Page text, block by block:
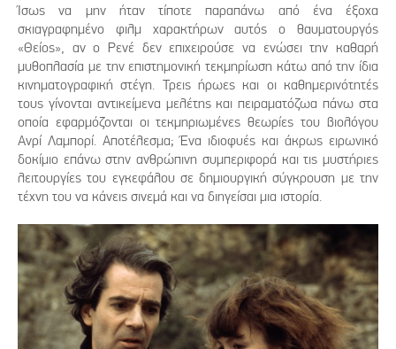
Ίσως να μην ήταν τίποτε παραπάνω από ένα έξοχα
σκιαγραφημένο φιλμ χαρακτήρων αυτός ο θαυματουργός
«Θείος», αν ο Ρενέ δεν επιχειρούσε να ενώσει την καθαρή
μυθοπλασία με την επιστημονική τεκμηρίωση κάτω από την ίδια
κινηματογραφική στέγη. Τρεις ήρωες και οι καθημερινότητές
τους γίνονται αντικείμενα μελέτης και πειραματόζωα πάνω στα
οποία εφαρμόζονται οι τεκμηριωμένες θεωρίες του βιολόγου
Ανρί Λαμπορί. Αποτέλεσμα; Ένα ιδιοφυές και άκρως ειρωνικό
δοκίμιο επάνω στην ανθρώπινη συμπεριφορά και τις μυστήριες
λειτουργίες του εγκεφάλου σε δημιουργική σύγκρουση με την
τέχνη του να κάνεις σινεμά και να διηγείσαι μια ιστορία.